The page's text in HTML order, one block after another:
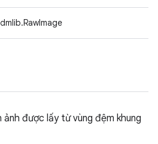
được lấy từ vùng đệm khung